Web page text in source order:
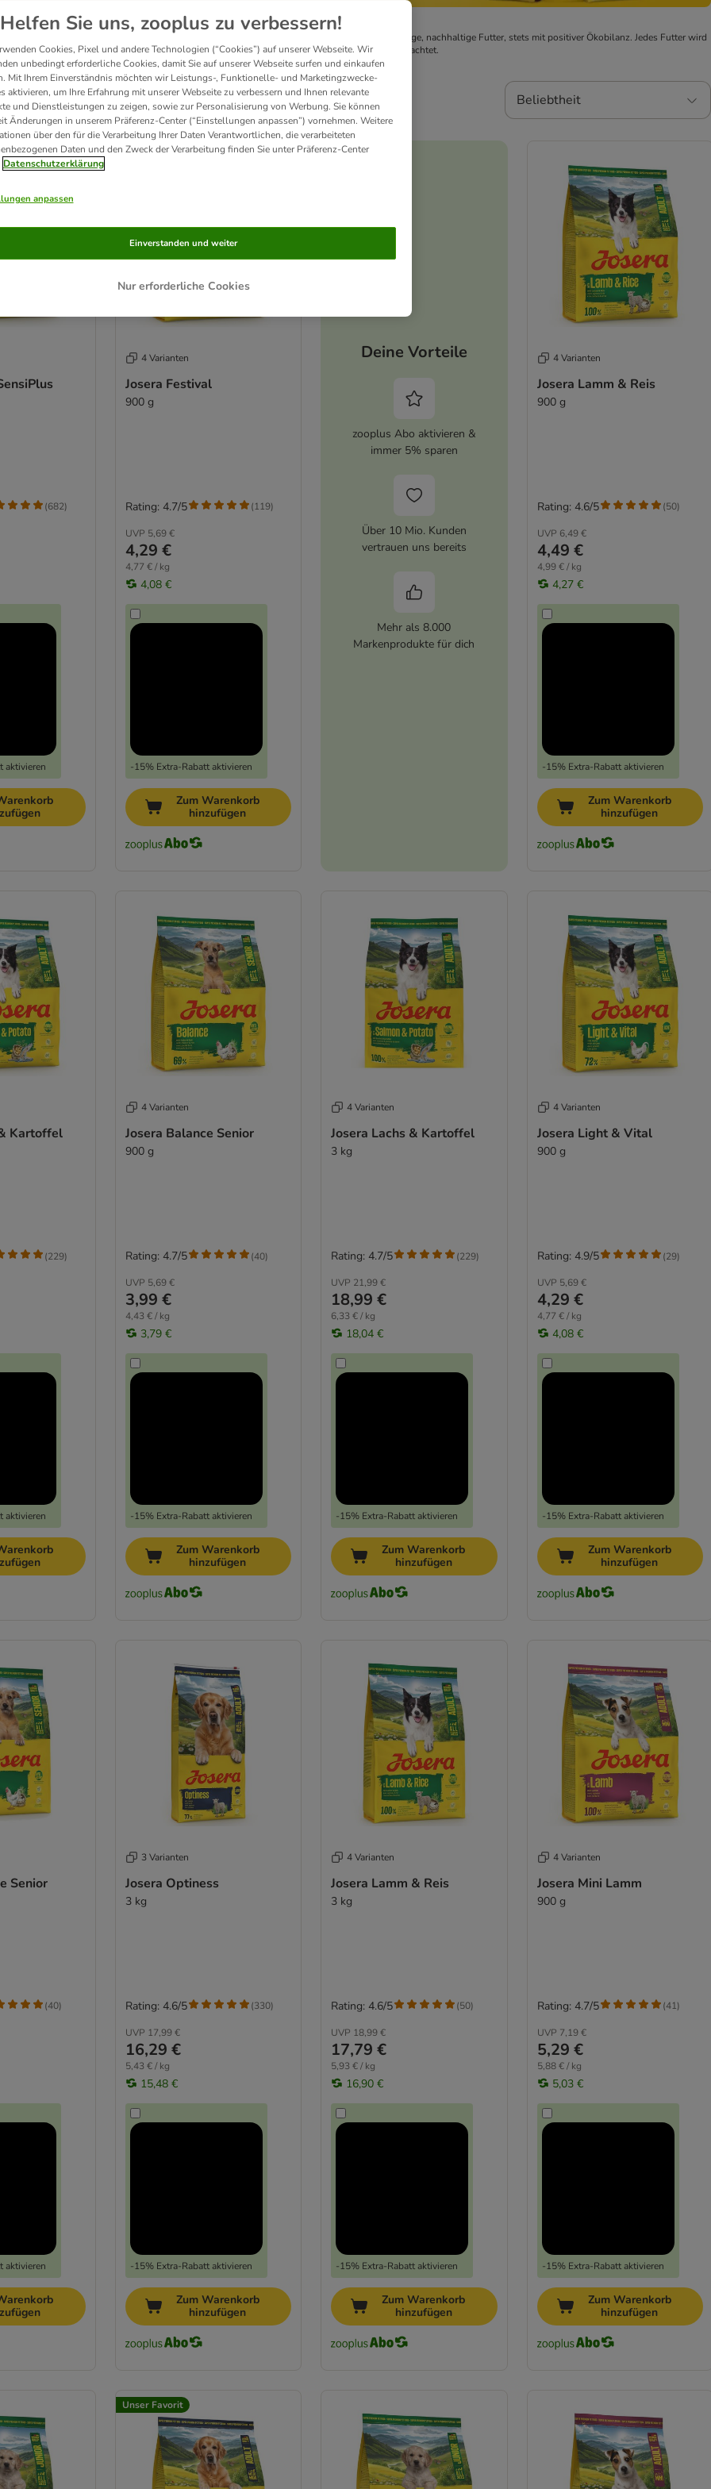
Bedarfsorientierte Ernährung ist so individuell wie Ihr Hund. Josera hat für jeden Hund das richtige, nachhaltige Futter, stets mit positiver Ökobilanz. Jedes Futter wird
aus Deutschland hergestellt, dabei wird immer auf eine umweltgerechte Verpackung geachtet.
Beliebtheit
been changed
aktivieren
(682)
4 Varianten
Josera Festival
900 g
UVP 5,69 €
4,29 €
4,77 € / kg
4,08 €
-15% Extra-Rabatt aktivieren
Rating: 4.7/5 (119)
Zum Warenkorb
hinzufügen
Deine Vorteile
zooplus Abo aktivieren &
immer 5% sparen
Über 10 Mio. Kunden
vertrauen uns bereits
Mehr als 8.000
Markenprodukte für dich
4 Varianten
Josera Lamm & Reis
900 g
UVP 6,49 €
4,49 €
4,99 € / kg
4,27 €
-15% Extra-Rabatt aktivieren
Rating: 4.6/5 (50)
Zum Warenkorb
hinzufügen
Kartoffel
aktivieren
(229)
4 Varianten
Josera Balance Senior
900 g
UVP 5,69 €
3,99 €
4,43 € / kg
3,79 €
-15% Extra-Rabatt aktivieren
Rating: 4.7/5 (40)
Zum Warenkorb
hinzufügen
4 Varianten
Josera Lachs & Kartoffel
3 kg
UVP 21,99 €
18,99 €
6,33 € / kg
18,04 €
-15% Extra-Rabatt aktivieren
Rating: 4.7/5 (229)
Zum Warenkorb
hinzufügen
4 Varianten
Josera Light & Vital
900 g
UVP 5,69 €
4,29 €
4,77 € / kg
4,08 €
-15% Extra-Rabatt aktivieren
Rating: 4.9/5 (29)
Zum Warenkorb
hinzufügen
Senior
aktivieren
(40)
3 Varianten
Josera Optiness
3 kg
UVP 17,99 €
16,29 €
5,43 € / kg
15,48 €
-15% Extra-Rabatt aktivieren
Rating: 4.6/5 (330)
Zum Warenkorb
hinzufügen
4 Varianten
Josera Lamm & Reis
3 kg
UVP 18,99 €
17,79 €
5,93 € / kg
16,90 €
-15% Extra-Rabatt aktivieren
Rating: 4.6/5 (50)
Zum Warenkorb
hinzufügen
4 Varianten
Josera Mini Lamm
900 g
UVP 7,19 €
5,29 €
5,88 € / kg
5,03 €
-15% Extra-Rabatt aktivieren
Rating: 4.7/5 (41)
Zum Warenkorb
hinzufügen
Unser Favorit
Helfen Sie uns, zooplus zu verbessern!
Cookies, Pixel und andere Technologien (“Cookies”) auf unserer Webseite. Wir
unbedingt erforderliche Cookies, damit Sie auf unserer Webseite surfen und einkaufen
Mit Ihrem Einverständnis möchten wir Leistungs-, Funktionelle- und Marketingzwecke-
aktivieren, um Ihre Erfahrung mit unserer Webseite zu verbessern und Ihnen relevante
und Dienstleistungen zu zeigen, sowie zur Personalisierung von Werbung. Sie können
Änderungen in unserem Präferenz-Center (“Einstellungen anpassen”) vornehmen. Weitere
über den für die Verarbeitung Ihrer Daten Verantwortlichen, die verarbeiteten
Daten und den Zweck der Verarbeitung finden Sie unter Präferenz-Center
Datenschutzerklärung
anpassen
Nur erforderliche Cookies
Einverstanden und weiter